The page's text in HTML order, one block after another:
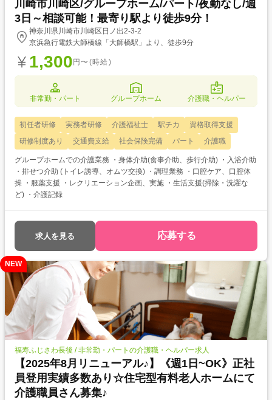
川崎市川崎区/グループホーム/パート/夜勤なし/週
3日～相談可能！最寄り駅より徒歩9分！
神奈川県川崎市川崎区日ノ出2-3-2
京浜急行電鉄大師橋線「大師橋駅」より、徒歩9分
1,300 円〜(時給)
非常勤・パート グループホーム 介護職・ヘルパー
初任者研修 実務者研修 介護福祉士 駅チカ
資格取得支援
研修制度あり
交通費支給 社会保険完備 パート 介護職
グループホームでの介護業務 ・身体介助(食事介助、歩行介助) ・入浴介助
・排せつ介助 (トイレ誘導、オムツ交換) ・調理業務 ・口腔ケア、口腔体
操 ・服薬支援 ・レクリエーション企画、実施 ・生活支援(掃除・洗濯な
ど) ・介護記録
求人を見る 応募する
NEW
福寿ふじさわ長後 / 非常勤・パートの介護職・ヘルパー求人
【2025年8月リニューアル♪】《週1日~OK》正社
員登用実績多数あり☆住宅型有料老人ホームにて
介護職員さん募集♪